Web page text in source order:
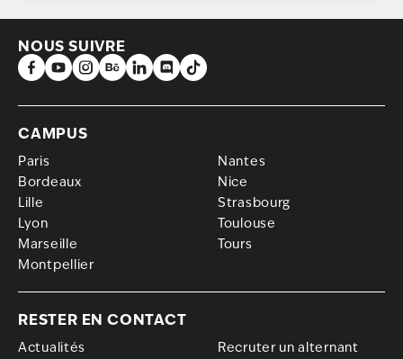
NOUS SUIVRE
CAMPUS
Paris
Bordeaux
Lille
Lyon
Marseille
Montpellier
Nantes
Nice
Strasbourg
Toulouse
Tours
RESTER EN CONTACT
Actualités
Recruter un alternant